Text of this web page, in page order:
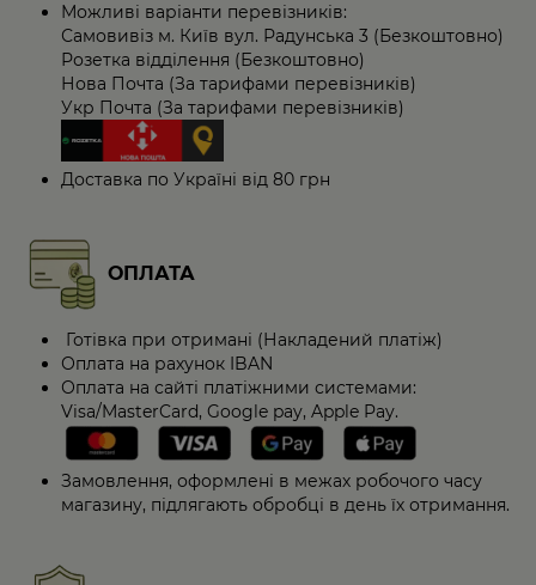
Можливі варіанти перевізників:
Самовивіз м. Київ вул. Радунська 3 (Безкоштовно)
Розетка відділення (Безкоштовно)
Нова Почта (За тарифами перевізників)
Укр Почта (За тарифами перевізників)
Доставка по Україні від 80 грн
ОПЛАТА
Готівка при отримані (Накладений платіж)
Оплата на рахунок IBAN
Оплата на сайті платіжними системами:
Visa/MasterCard, Google pay, Apple Pay.
Замовлення, оформлені в межах робочого часу
магазину, підлягають обробці в день їх отримання.